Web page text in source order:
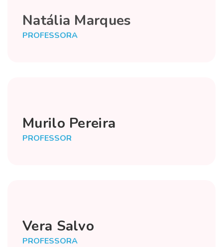
Natália Marques
PROFESSORA
Murilo Pereira
PROFESSOR
Vera Salvo
PROFESSORA